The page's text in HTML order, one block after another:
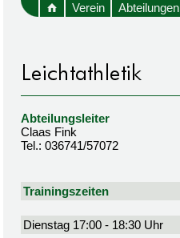
Verein Abteilungen
Abteilungsleiter
Claas Fink
Tel.: 036741/57072
Trainingszeiten
Dienstag 17:00 - 18:30 Uhr